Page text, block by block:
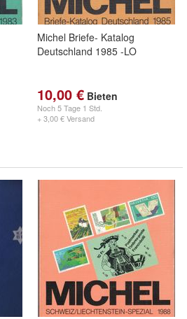
Michel Briefe- Katalog
Deutschland 1985 -LO
10,00 € Bieten
Noch5 Tage 1 Std.
+ 3,00 € Versand